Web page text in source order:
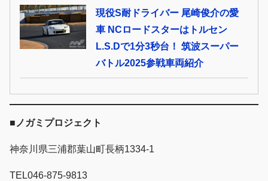
現役S耐ドライバー 尾崎俊介の愛
車 NCロードスターはトルセン
L.S.Dで1分3秒台！ 筑波スーパー
バトル2025参戦車両紹介
■ノガミプロジェクト
神奈川県三浦郡葉山町長柄1334-1
TEL046-875-9813